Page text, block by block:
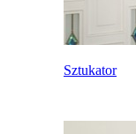
Sztukator